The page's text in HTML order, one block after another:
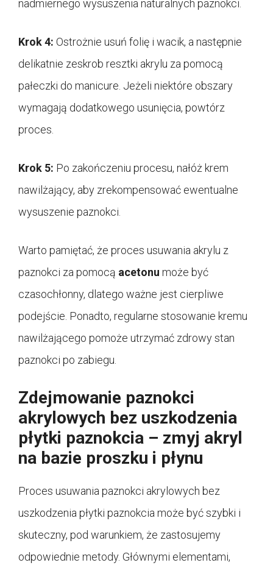
nadmiernego wysuszenia naturalnych paznokci.
Krok 4: Ostrożnie usuń folię i wacik, a następnie
delikatnie zeskrob resztki akrylu za pomocą
pałeczki do manicure. Jeżeli niektóre obszary
wymagają dodatkowego usunięcia, powtórz
proces.
Krok 5: Po zakończeniu procesu, nałóż krem
nawilżający, aby zrekompensować ewentualne
wysuszenie paznokci.
Warto pamiętać, że proces usuwania akrylu z
paznokci za pomocą acetonu może być
czasochłonny, dlatego ważne jest cierpliwe
podejście. Ponadto, regularne stosowanie kremu
nawilżającego pomoże utrzymać zdrowy stan
paznokci po zabiegu.
Zdejmowanie paznokci
akrylowych bez uszkodzenia
płytki paznokcia – zmyj akryl
na bazie proszku i płynu
Proces usuwania paznokci akrylowych bez
uszkodzenia płytki paznokcia może być szybki i
skuteczny, pod warunkiem, że zastosujemy
odpowiednie metody. Głównymi elementami,